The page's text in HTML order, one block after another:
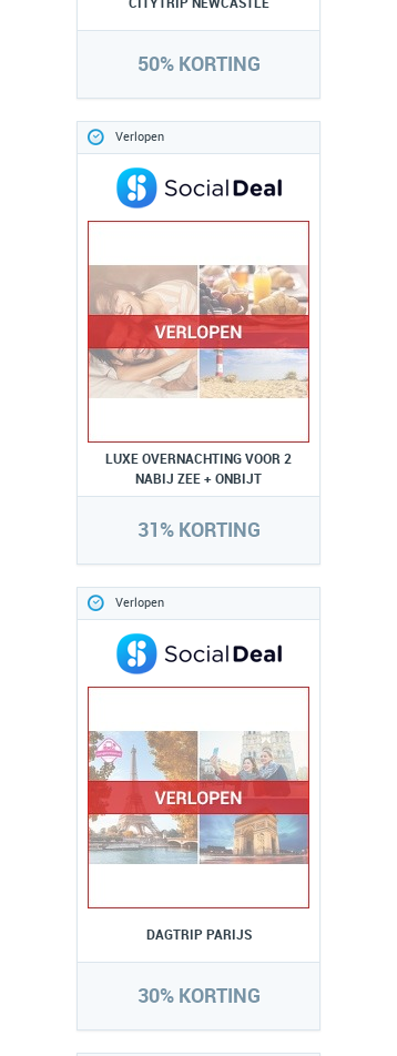
CITYTRIP NEWCASTLE
50% KORTING
Verlopen
LUXE OVERNACHTING VOOR 2
NABIJ ZEE + ONBIJT
31% KORTING
Verlopen
DAGTRIP PARIJS
30% KORTING